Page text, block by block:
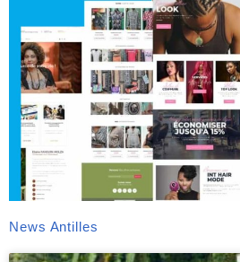
News Antilles